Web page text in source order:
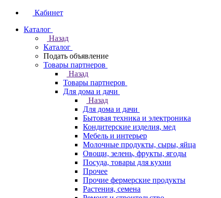
Кабинет
Каталог
Назад
Каталог
Подать объявление
Товары партнеров
Назад
Товары партнеров
Для дома и дачи
Назад
Для дома и дачи
Бытовая техника и электроника
Кондитерские изделия, мед
Мебель и интерьер
Молочные продукты, сыры, яйца
Овощи, зелень, фрукты, ягоды
Посуда, товары для кухни
Прочее
Прочие фермерские продукты
Растения, семена